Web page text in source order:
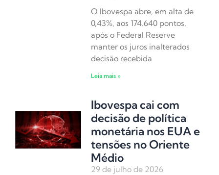
O Ibovespa abre, em alta de
0,43%, aos 174.640 pontos,
após o Federal Reserve
manter os juros inalterados
decisão recebida
Leia mais »
Ibovespa cai com
decisão de política
monetária nos EUA e
tensões no Oriente
Médio
29 de julho de 2026